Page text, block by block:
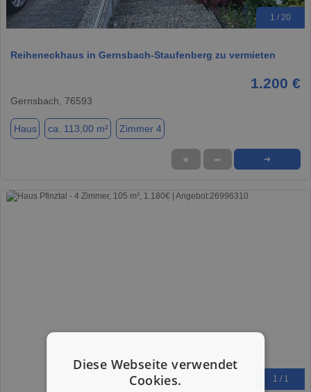
1 / 20
Reiheneckhaus in Gernsbach-Staufenberg zu vermieten
1.200 €
Gernsbach, 76593
Haus ca. 113,00 m² Zimmer 4
★ ➦ ➜
1 / 1
Diese Webseite verwendet
Cookies.